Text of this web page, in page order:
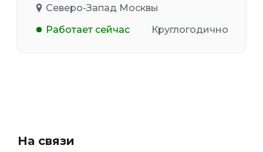
Северо-Запад Москвы
Работает сейчас
Круглогодично
На связи